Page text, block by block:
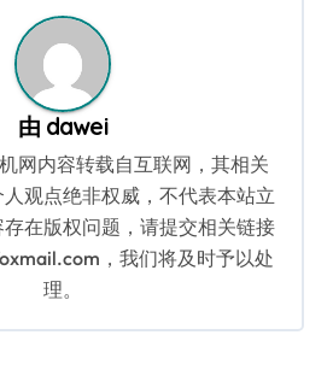
由 dawei
机网内容转载自互联网，其相关
观点绝非权威，不代表本站立
在版权问题，请提交相关链接
，我们将及时予以处
理。